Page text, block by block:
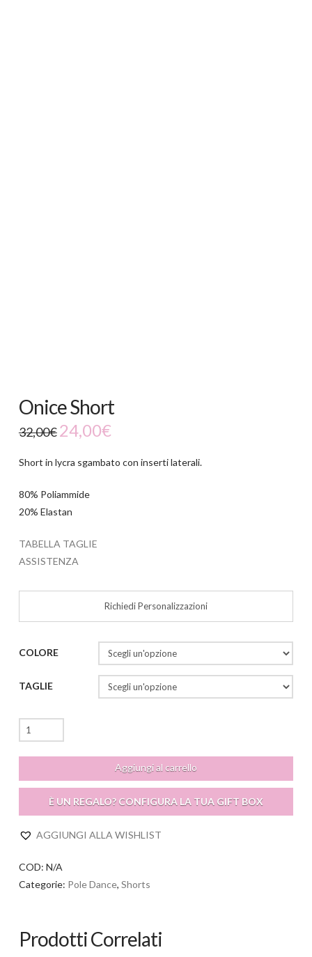
Onice Short
32,00€24,00€
Short in lycra sgambato con inserti laterali.
80% Poliammide
20% Elastan
TABELLA TAGLIE
ASSISTENZA
Richiedi Personalizzazioni
COLORE
TAGLIE
Onice
Short
Aggiungi al carrello
È UN REGALO? CONFIGURA LA TUA GIFT BOX
AGGIUNGI ALLA WISHLIST
COD: N/A
Categorie: Pole Dance, Shorts
Prodotti Correlati